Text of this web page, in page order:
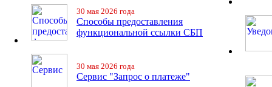
30 мая 2026 года
Способы предоставления
функциональной ссылки СБП
30 мая 2026 года
Сервис "Запрос о платеже"